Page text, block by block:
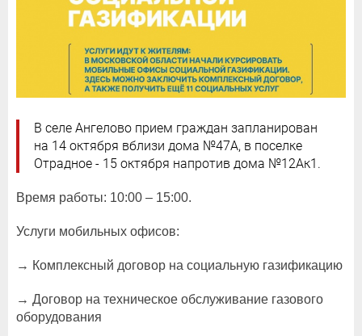
В селе Ангелово прием граждан запланирован
на 14 октября вблизи дома №47А, в поселке
Отрадное - 15 октября напротив дома №12Ак1.
Время работы: 10:00 – 15:00.
Услуги мобильных офисов:
→ Комплексный договор на социальную газификацию
→ Договор на техническое обслуживание газового
оборудования